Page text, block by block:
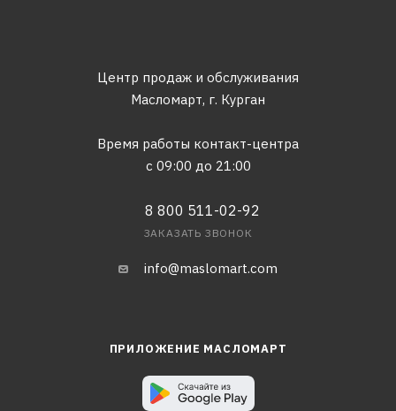
Центр продаж и обслуживания
Масломарт, г. Курган
Время работы контакт-центра
с 09:00 до 21:00
8 800 511-02-92
ЗАКАЗАТЬ ЗВОНОК
info@maslomart.com
ПРИЛОЖЕНИЕ МАСЛОМАРТ